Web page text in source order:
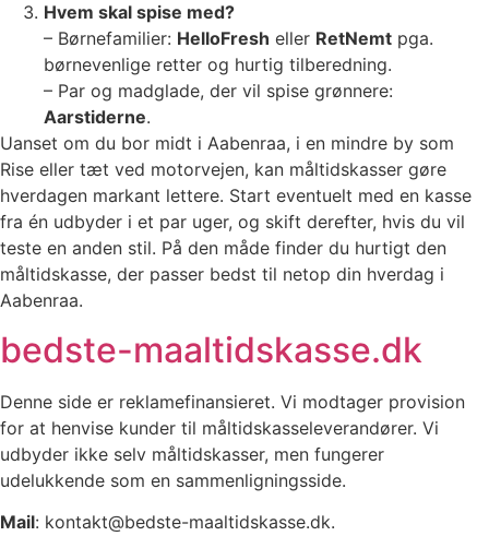
Hvem skal spise med?
– Børnefamilier: HelloFresh eller RetNemt pga.
børnevenlige retter og hurtig tilberedning.
– Par og madglade, der vil spise grønnere:
Aarstiderne.
Uanset om du bor midt i Aabenraa, i en mindre by som
Rise eller tæt ved motorvejen, kan måltidskasser gøre
hverdagen markant lettere. Start eventuelt med en kasse
fra én udbyder i et par uger, og skift derefter, hvis du vil
teste en anden stil. På den måde finder du hurtigt den
måltidskasse, der passer bedst til netop din hverdag i
Aabenraa.
bedste-maaltidskasse.dk
Denne side er reklamefinansieret. Vi modtager provision
for at henvise kunder til måltidskasseleverandører. Vi
udbyder ikke selv måltidskasser, men fungerer
udelukkende som en sammenligningsside.
Mail: kontakt@bedste-maaltidskasse.dk.